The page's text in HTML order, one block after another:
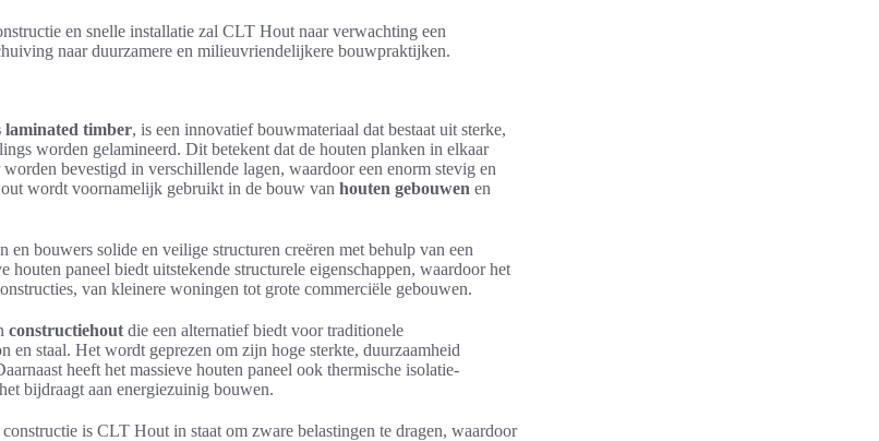
en snelle installatie zal CLT Hout naar verwachting een
naar duurzamere en milieuvriendelijkere bouwpraktijken.
laminated timber, is een innovatief bouwmateriaal dat bestaat uit sterke,
worden gelamineerd. Dit betekent dat de houten planken in elkaar
bevestigd in verschillende lagen, waardoor een enorm stevig en
wordt voornamelijk gebruikt in de bouw van houten gebouwen en
bouwers solide en veilige structuren creëren met behulp van een
houten paneel biedt uitstekende structurele eigenschappen, waardoor het
van kleinere woningen tot grote commerciële gebouwen.
constructiehout die een alternatief biedt voor traditionele
en staal. Het wordt geprezen om zijn hoge sterkte, duurzaamheid
heeft het massieve houten paneel ook thermische isolatie-
bijdraagt aan energiezuinig bouwen.
is CLT Hout in staat om zware belastingen te dragen, waardoor